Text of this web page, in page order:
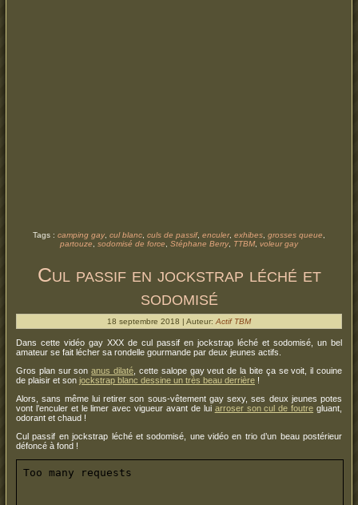
Tags : camping gay, cul blanc culs de passif, enculer, exhibes grosses queue
partouze
sodomisé de force Stéphane Berry, TTBM, voleur gay
Cul passif en jockstrap léché et
sodomisé
18 septembre 2018 | Auteur: Actif TBM
Dans cette vidéo gay XXX de cul passif en jockstrap léché et sodomisé, un bel
amateur se fait lécher sa rondelle gourmande par deux jeunes actifs.
Gros plan sur sonanus dilaté , cette salope gay veut de la bite ça se voit, il couine
de plaisir et son jockstrap blanc dessine un très beau derrière !
Alors, sans même lui retirer son sous-vêtement gay sexy, ses deux jeunes potes
vont l’enculer et le limer avec vigueur avant de lui arroser son cul de foutre gluant,
odorant et chaud !
Cul passif en jockstrap léché et sodomisé, une vidéo en trio d’un beau postérieur
défoncé à fond !